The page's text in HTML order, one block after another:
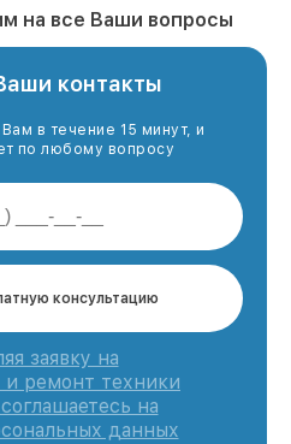
на все Ваши вопросы
контакты
в течение 15 минут, и
по любому вопросу
консультацию
заявку на
и ремонт техники
на
данных